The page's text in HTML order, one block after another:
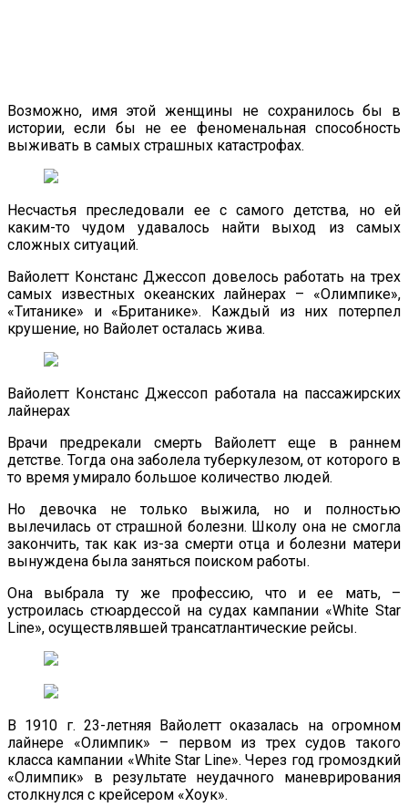
Возможно, имя этой женщины не сохранилось бы в
истории, если бы не ее феноменальная способность
выживать в самых страшных катастрофах.
Несчастья преследовали ее с самого детства, но ей
каким-то чудом удавалось найти выход из самых
сложных ситуаций.
Вайолетт Констанс Джессоп довелось работать на трех
самых известных океанских лайнерах – «Олимпике»,
«Титанике» и «Британике». Каждый из них потерпел
крушение, но Вайолет осталась жива.
Вайолетт Констанс Джессоп работала на пассажирских
лайнерах
Врачи предрекали смерть Вайолетт еще в раннем
детстве. Тогда она заболела туберкулезом, от которого в
то время умирало большое количество людей.
Но девочка не только выжила, но и полностью
вылечилась от страшной болезни. Школу она не смогла
закончить, так как из-за смерти отца и болезни матери
вынуждена была заняться поиском работы.
Она выбрала ту же профессию, что и ее мать, –
устроилась стюардессой на судах кампании «White Star
Line», осуществлявшей трансатлантические рейсы.
В 1910 г. 23-летняя Вайолетт оказалась на огромном
лайнере «Олимпик» – первом из трех судов такого
класса кампании «White Star Line». Через год громоздкий
«Олимпик» в результате неудачного маневрирования
столкнулся с крейсером «Хоук».